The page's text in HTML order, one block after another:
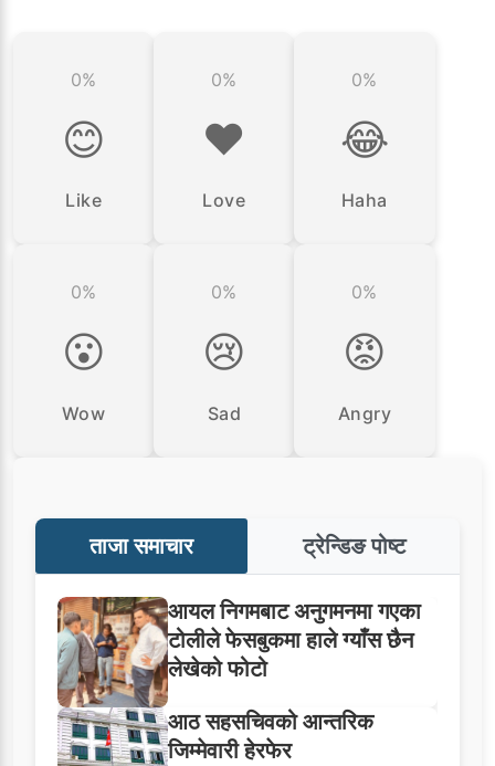
0%
😊
Like
0%
❤️
Love
0%
😂
Haha
0%
😮
Wow
0%
😢
Sad
0%
😡
Angry
ताजा समाचार ट्रेन्डिङ पोष्ट
आयल निगमबाट अनुगमनमा गएका
टोलीले फेसबुकमा हाले ग्याँस छैन
लेखेको फोटो
आठ सहसचिवको आन्तरिक
जिम्मेवारी हेरफेर